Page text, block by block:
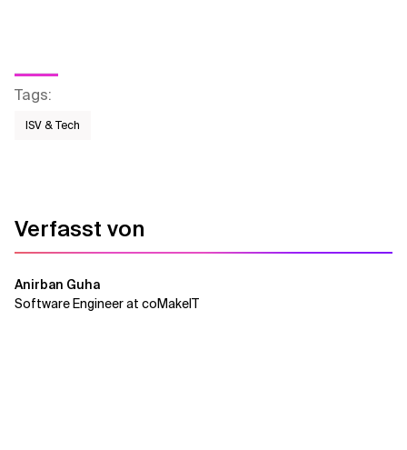
Tags:
ISV & Tech
Verfasst von
Anirban Guha
Software Engineer at coMakeIT